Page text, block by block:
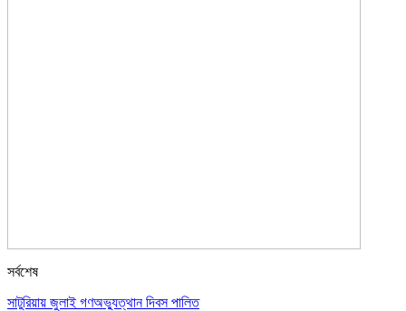
সর্বশেষ
সাটুরিয়ায় জুলাই গণঅভ্যুত্থান দিবস পালিত